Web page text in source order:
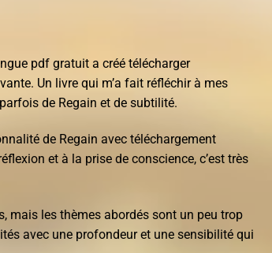
pdf gratuit a créé télécharger
Un livre qui m’a fait réfléchir à mes
de Regain et de subtilité.
de Regain avec téléchargement
et à la prise de conscience, c’est très
mais les thèmes abordés sont un peu trop
avec une profondeur et une sensibilité qui